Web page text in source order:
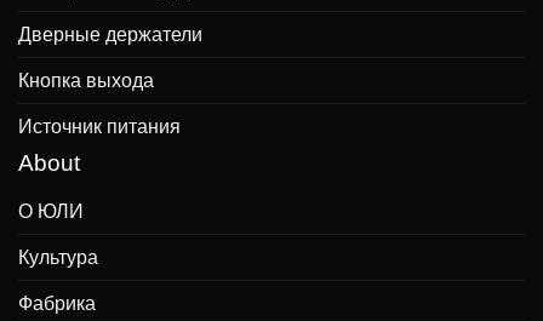
Дверные держатели
Кнопка выхода
Источник питания
About
О ЮЛИ
Культура
Фабрика